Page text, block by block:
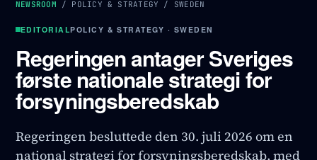
NEWSROOM / POLICY & STRATEGY / SWEDEN
EDITORIALPOLICY & STRATEGY · SWEDEN
Regeringen antager Sveriges
første nationale strategi for
forsyningsberedskab
Regeringen besluttede den 30. juli 2026 om en
national strategi for forsyningsberedskab, med